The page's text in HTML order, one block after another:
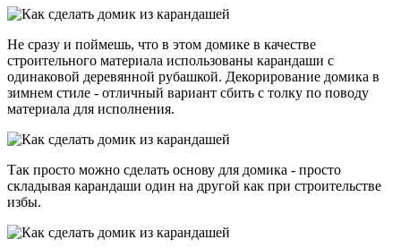
Не сразу и поймешь, что в этом домике в качестве
строительного материала использованы карандаши с
одинаковой деревянной рубашкой. Декорирование домика в
зимнем стиле - отличный вариант сбить с толку по поводу
материала для исполнения.
Так просто можно сделать основу для домика - просто
складывая карандаши один на другой как при строительстве
избы.